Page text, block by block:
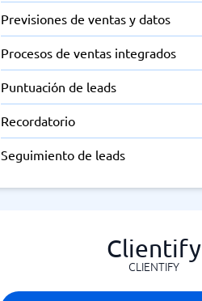
Previsiones de ventas y datos
Procesos de ventas integrados
Puntuación de leads
Recordatorio
Seguimiento de leads
Clientify
CLIENTIFY